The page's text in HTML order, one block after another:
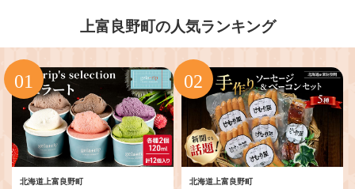
上富良野町の人気ランキング
北海道上富良野町 北海道上富良野町